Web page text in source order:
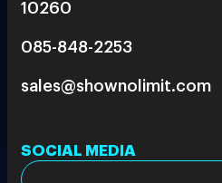
10260
085-848-2253
sales@shownolimit.com
SOCIAL MEDIA